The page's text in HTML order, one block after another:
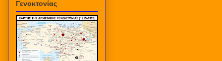
Γενοκτονίας